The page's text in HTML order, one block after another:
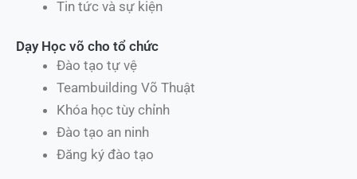
Tin tức và sự kiện
Dạy Học võ cho tổ chức
Đào tạo tự vệ
Teambuilding Võ Thuật
Khóa học tùy chỉnh
Đào tạo an ninh
Đăng ký đào tạo